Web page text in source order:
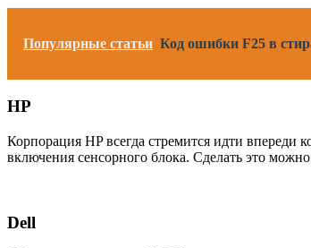
Популярные статьи Код ошибки F25 в
HP
Корпорация HP всегда стремится идти
включения сенсорного блока. Сделать это
Dell